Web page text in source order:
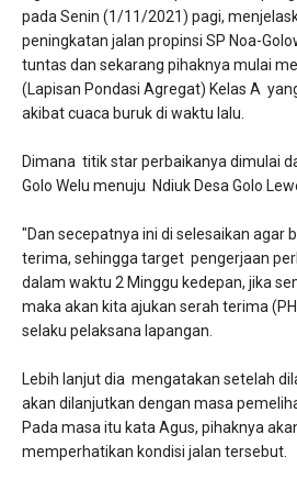
pada Senin (1/11/2021) pagi,
peningkatan jalan propinsi SP Noa-
tuntas dan sekarang pihaknya mulai
(Lapisan Pondasi Agregat) Kelas A
akibat cuaca buruk di waktu lalu.
Dimana titik star perbaikanya dimulai
Golo Welu menuju Ndiuk Desa Golo
"Dan secepatnya ini di selesaikan agar
terima, sehingga target pengerjaan
dalam waktu 2 Minggu kedepan, jika
maka akan kita ajukan serah terima
selaku pelaksana lapangan.
Lebih lanjut dia mengatakan setelah
akan dilanjutkan dengan masa
Pada masa itu kata Agus, pihaknya
memperhatikan kondisi jalan tersebut.